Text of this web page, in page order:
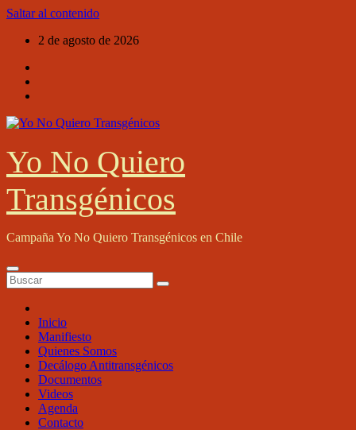
Saltar al contenido
2 de agosto de 2026
Yo No Quiero
Transgénicos
Campaña Yo No Quiero Transgénicos en Chile
Inicio
Manifiesto
Quienes Somos
Decálogo Antitransgénicos
Documentos
Videos
Agenda
Contacto